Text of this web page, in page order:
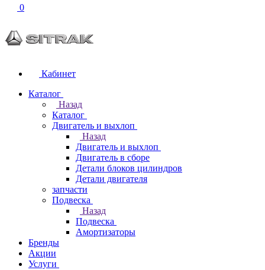
0
Кабинет
Каталог
Назад
Каталог
Двигатель и выхлоп
Назад
Двигатель и выхлоп
Двигатель в сборе
Детали блоков цилиндров
Детали двигателя
запчасти
Подвеска
Назад
Подвеска
Амортизаторы
Бренды
Акции
Услуги